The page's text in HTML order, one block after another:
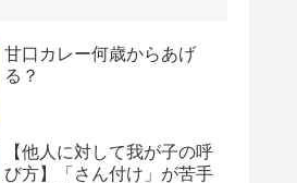
甘口カレー何歳からあげ
る？
【他人に対して我が子の呼
び方】「さん付け」が苦手